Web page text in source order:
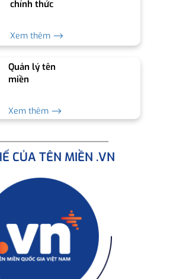
chính thức
Xem thêm ⟶
Quản lý tên
miền
Xem thêm ⟶
CỦA TÊN MIỀN .VN